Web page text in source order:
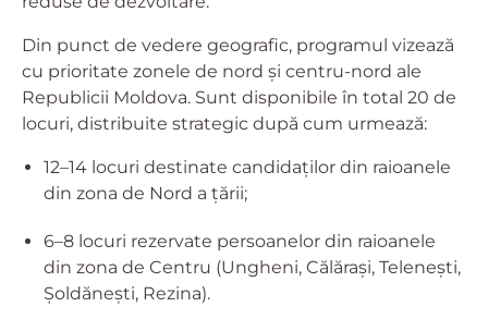
Din punct de vedere geografic, programul vizează
cu prioritate zonele de nord și centru-nord ale
Republicii Moldova. Sunt disponibile în total 20 de
locuri, distribuite strategic după cum urmează:
12–14 locuri destinate candidaților din raioanele
din zona de Nord a țării;
6–8 locuri rezervate persoanelor din raioanele
din zona de Centru (Ungheni, Călărași, Telenești,
Șoldănești, Rezina).